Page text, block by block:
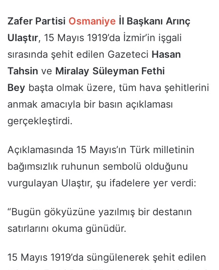
Zafer Partisi Osmaniye İl Başkanı Arınç
Ulaştır, 15 Mayıs 1919’da İzmir’in işgali
sırasında şehit edilen Gazeteci Hasan
Tahsin ve Miralay Süleyman Fethi
Bey başta olmak üzere, tüm hava şehitlerini
anmak amacıyla bir basın açıklaması
gerçekleştirdi.
Açıklamasında 15 Mayıs’ın Türk milletinin
bağımsızlık ruhunun sembolü olduğunu
vurgulayan Ulaştır, şu ifadelere yer verdi:
“Bugün gökyüzüne yazılmış bir destanın
satırlarını okuma günüdür.
15 Mayıs 1919’da süngülenerek şehit edilen